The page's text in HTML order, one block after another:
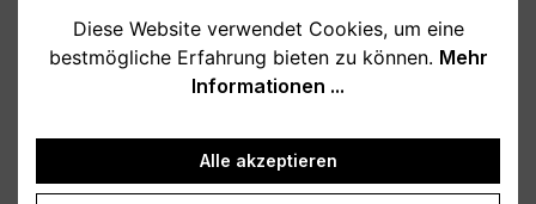
weiß
schwarz hellblau
rosa
türkis grau
dunkelblau
lila
Varianteauswählen
Diese Website verwendet Cookies, um eine
bestmögliche Erfahrung bieten zu können. Mehr
Informationen ...
Alle akzeptieren